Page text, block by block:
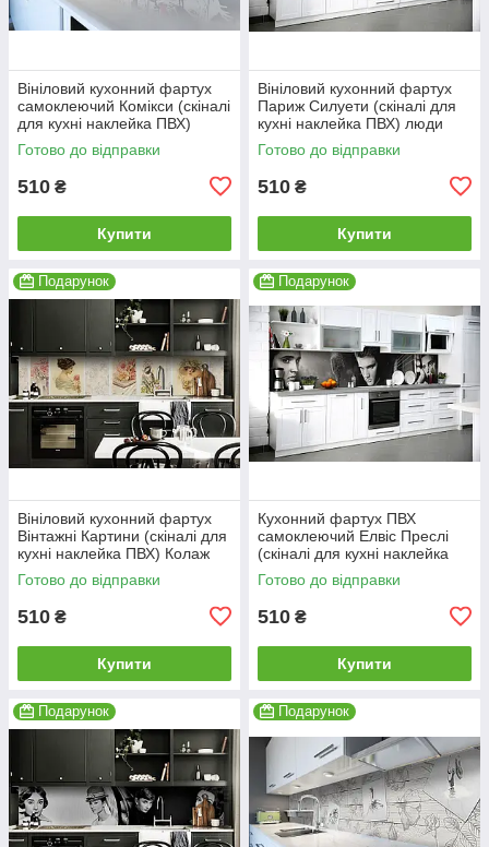
Вініловий кухонний фартух
самоклеючий Комікси (скіналі
для кухні наклейка ПВХ)
малюнок люди білий
600*2000
Готово до відправки
510 ₴
Купити
Вініловий кухонний фартух
Париж Силуети (скіналі для
кухні наклейка ПВХ) люди
мальований вулиця 600*2000
мм
Готово до відправки
510 ₴
Купити
Подарунок
Вініловий кухонний фартух
Вінтажні Картини (скіналі для
кухні наклейка ПВХ) Колаж
Люди Бежевий 600*2000 мм
Готово до відправки
510 ₴
Купити
Подарунок
Кухонний фартух ПВХ
самоклеючий Елвіс Преслі
(скіналі для кухні наклейка
ПВХ) ретро співаки сірий
600*2000 мм
Готово до відправки
510 ₴
Купити
Подарунок Подарунок